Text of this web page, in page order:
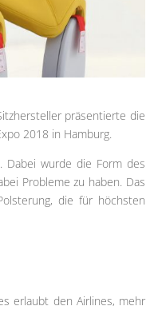
präsentierte die
2018 in Hamburg.
Dabei wurde die Form des
Probleme zu haben. Das
die für höchsten
erlaubt den Airlines, mehr